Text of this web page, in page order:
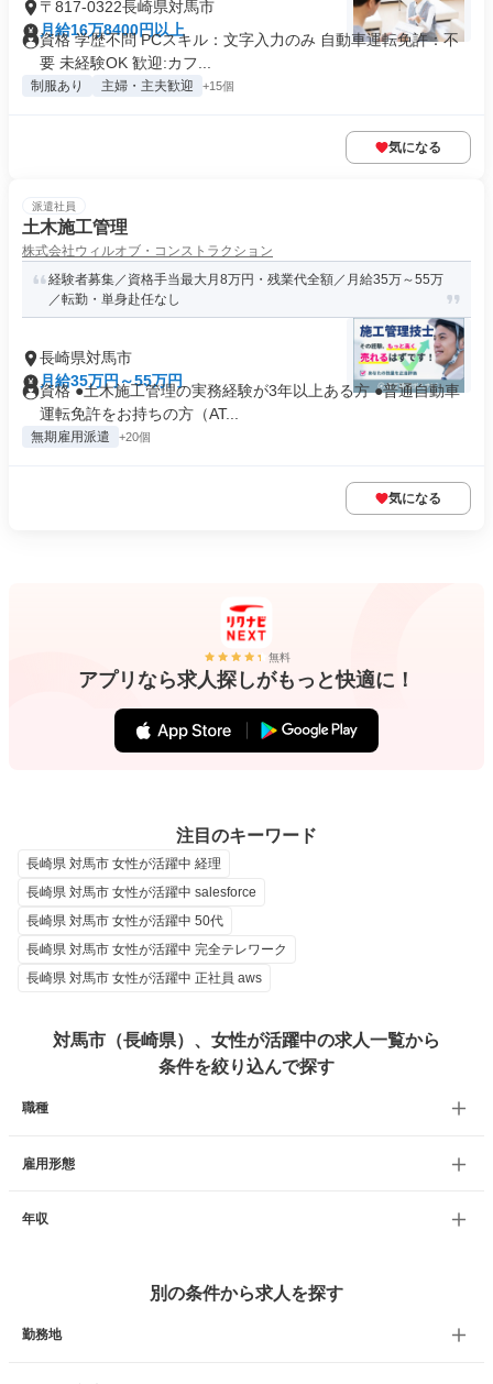
〒817-0322長崎県対馬市
月給16万8400円以上
資格 学歴不問 PCスキル：文字入力のみ 自動車運転免許：不
要 未経験OK 歓迎:カフ...
制服あり 主婦・主夫歓迎 +15個
気になる
派遣社員
土木施工管理
株式会社ウィルオブ・コンストラクション
経験者募集／資格手当最大月8万円・残業代全額／月給35万～55万
／転勤・単身赴任なし
長崎県対馬市
月給35万円～55万円
資格 ●土木施工管理の実務経験が3年以上ある方 ●普通自動車
運転免許をお持ちの方（AT...
無期雇用派遣 +20個
気になる
無料
アプリなら求人探しがもっと快適に！
注目のキーワード
長崎県 対馬市 女性が活躍中 経理
長崎県 対馬市 女性が活躍中 salesforce
長崎県 対馬市 女性が活躍中 50代
長崎県 対馬市 女性が活躍中 完全テレワーク
長崎県 対馬市 女性が活躍中 正社員 aws
対馬市（長崎県）、女性が活躍中の求人一覧から
条件を絞り込んで探す
職種
雇用形態
年収
別の条件から求人を探す
勤務地